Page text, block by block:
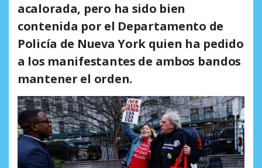
acalorada, pero ha sido bien
contenida por el Departamento de
Policía de Nueva York quien ha pedido
a los manifestantes de ambos bandos
mantener el orden.